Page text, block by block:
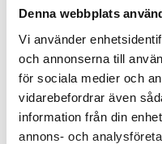
Denna webbplats
Vi använder
och annonserna till
för sociala medier och
vidarebefordrar även
information från din
annons- och
STÄLL EN FRÅGA
Viktigaste egenskaper
paketet